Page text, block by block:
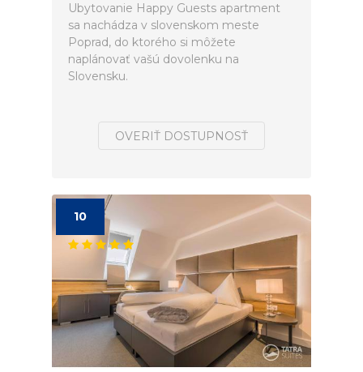
Ubytovanie Happy Guests apartment
sa nachádza v slovenskom meste
Poprad, do ktorého si môžete
naplánovať vašú dovolenku na
Slovensku.
OVERIŤ DOSTUPNOSŤ
10